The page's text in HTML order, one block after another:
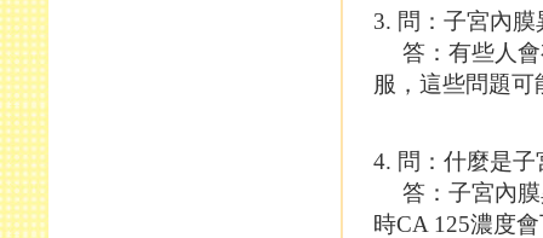
3. 問：子宮內
答：有些人會
服，這些問題
4. 問：什麼是子
答：子宮內膜
時CA 125濃度